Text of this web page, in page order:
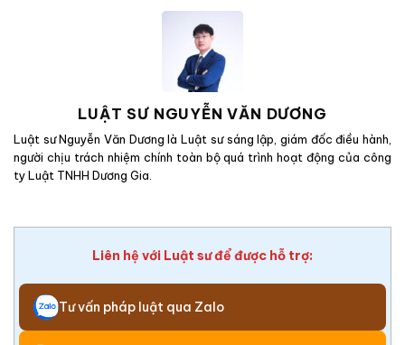
LUẬT SƯ NGUYỄN VĂN DƯƠNG
Luật sư Nguyễn Văn Dương là Luật sư sáng lập, giám đốc điều hành,
người chịu trách nhiệm chính toàn bộ quá trình hoạt động của công
ty Luật TNHH Dương Gia.
Liên hệ với Luật sư để được hỗ trợ:
Tư vấn pháp luật qua Zalo